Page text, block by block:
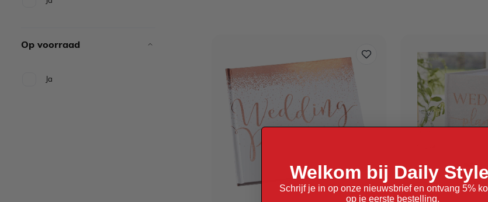
Op voorraad
Ja
Welkom bij Daily
Schrijf je in op onze nieuwsbrief en ontvang 5%
op je eerste bestelling.